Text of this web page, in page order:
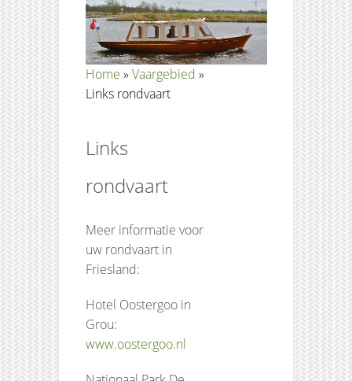
Home » Vaargebied »
Links rondvaart
Links
rondvaart
Meer informatie voor
uw rondvaart in
Friesland:
Hotel Oostergoo in
Grou:
www.oostergoo.nl